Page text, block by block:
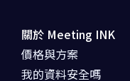
關於 Meeting INK
價格與方案
我的資料安全嗎